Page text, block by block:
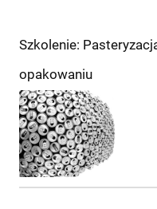
Szkolenie:
opakowaniu